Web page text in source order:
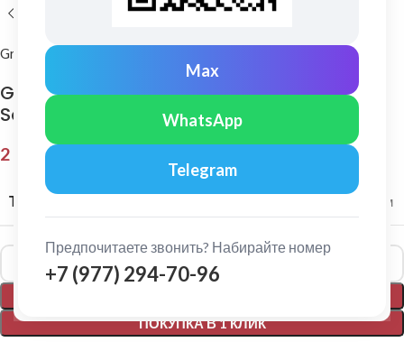
Max
WhatsApp
Telegram
Предпочитаете звонить? Набирайте номер
+7 (977) 294-70-96
Grand Line
Grand Line: Ендова верхняя 115х30х115 мм
Satin 0,5мм Ral 3005
2 152,00
ТОЛЩИНА МЕТАЛЛА 0,5 мм
ПОКУПКА В 1 КЛИК
Alternative: